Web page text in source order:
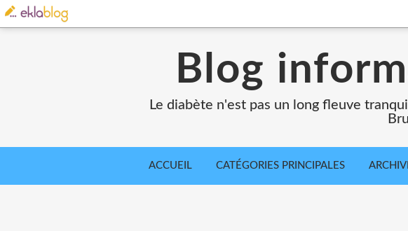
Blog
Le diabète n'est pas un long fleuve
ACCUEIL CATÉGORIES PRINCIPALES